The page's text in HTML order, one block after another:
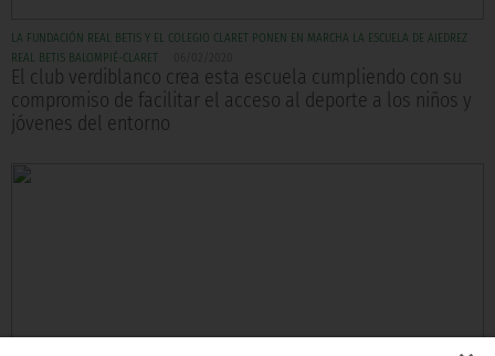
LA FUNDACIÓN REAL BETIS Y EL COLEGIO CLARET PONEN EN MARCHA LA ESCUELA DE AJEDREZ
REAL BETIS BALOMPIÉ-CLARET
El club verdiblanco crea esta escuela cumpliendo con su
compromiso de facilitar el acceso al deporte a los niños y
jóvenes del entorno